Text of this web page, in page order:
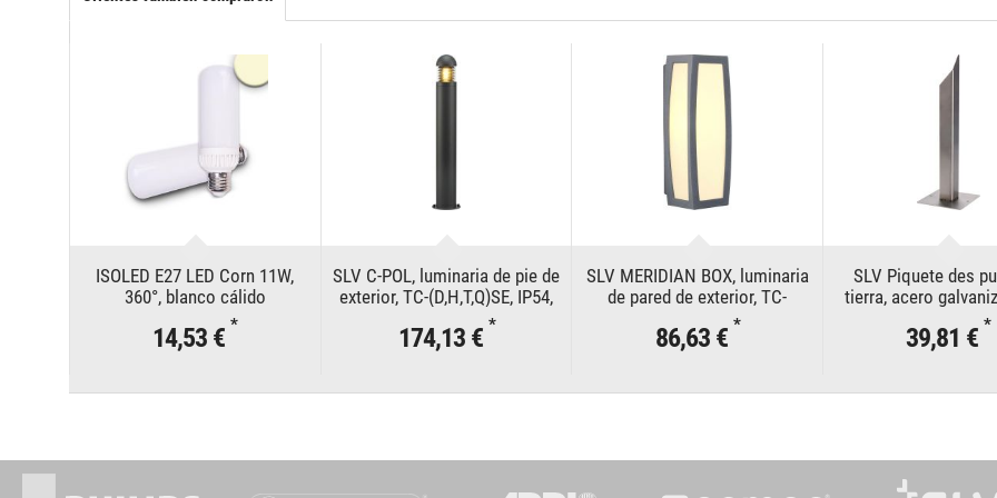
ISOLED E27 LED Corn 11W,
360°, blanco cálido
14,53 € *
SLV C-POL, luminaria de pie de
exterior, TC-(D,H,T,Q)SE, IP54,
antracita, 24 W como máximo
174,13 € *
SLV MERIDIAN BOX, luminaria
de pared de exterior, TC-
(D,H,T,Q)SE, IP54, antracita, 20
W como máximo
86,63 € *
SLV Piquete des
tierra, acero
39,81 € *